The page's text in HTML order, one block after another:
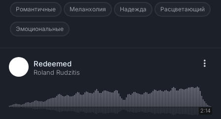
Романтичные Меланхолия Надежда Расцветающий
Эмоциональные
Redeemed
Roland Rudzitis
2:14